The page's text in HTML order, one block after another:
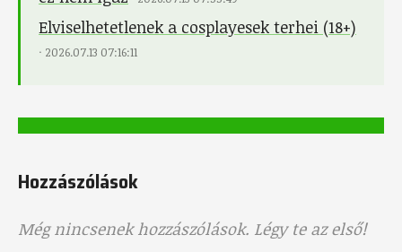
Elviselhetetlenek a cosplayesek terhei (18+)
· 2026.07.13 07:16:11
Hozzászólások
Még nincsenek hozzászólások. Légy te az első!